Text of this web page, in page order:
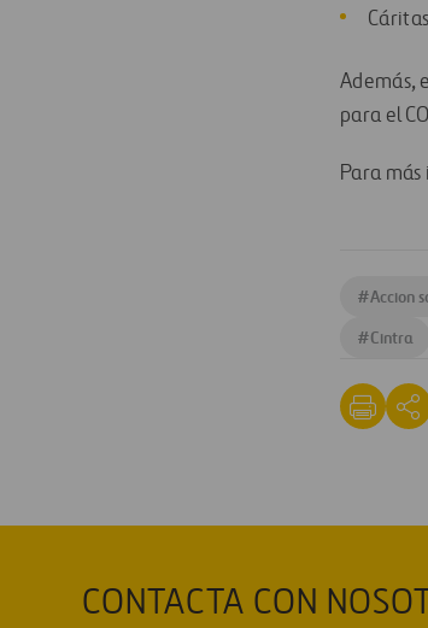
Además,
para el
Para
#Accion
#Cintra
CONTACTA CON